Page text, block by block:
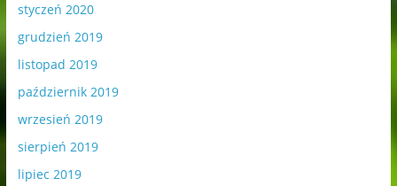
styczeń 2020
grudzień 2019
listopad 2019
październik 2019
wrzesień 2019
sierpień 2019
lipiec 2019